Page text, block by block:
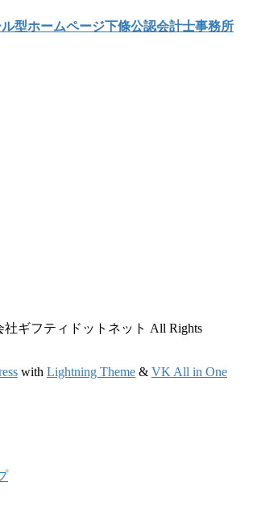
型ホームページ下條公認会計士事務所
社ギフティドットネット All Rights
with Lightning Theme & VK All in One